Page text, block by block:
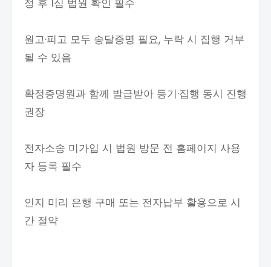
정 후 1심 법원 확인 필수
원고·피고 모두 송달증명 필요, 누락 시 집행 거부
될 수 있음
확정증명원과 함께 발급받아 등기·집행 동시 진행
권장
전자소송 미가입 시 법원 방문 전 홈페이지 사용
자 등록 필수
인지 미리 은행 구매 또는 전자납부 활용으로 시
간 절약